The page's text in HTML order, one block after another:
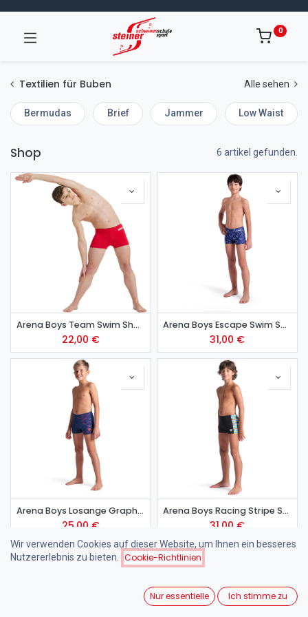
0
Textilien für Buben Alle sehen
Bermudas Brief Jammer Low Waist
Shop 6 artikel gefunden.
Arena Boys Team Swim Short Solid
22,00 €
Arena Boys Escape Swim Short
31,00 €
Arena Boys Losange Graphic Swim Short - navy
25,00 €
Arena Boys Racing Stripe Swim Short - black-black multi
31,00 €
Wir verwenden Cookies auf dieser Website, um Ihnen ein besseres
Nutzererlebnis zu bieten.
Cookie-Richtlinien
Nur essentielle Ich stimme zu